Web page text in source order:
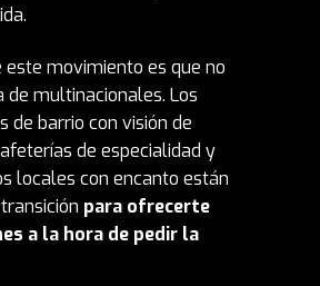
este movimiento es que no
de multinacionales. Los
de barrio con visión de
de especialidad y
locales con encanto están
para ofrecerte
a la hora de pedir la